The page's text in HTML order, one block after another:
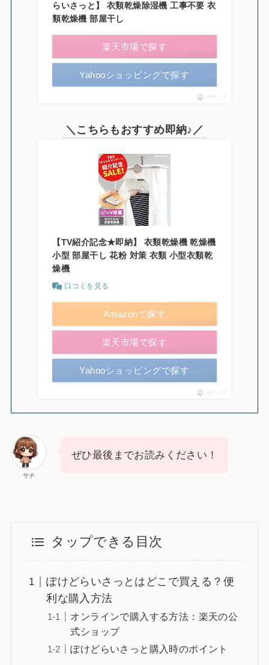
らいさっと】 衣類乾燥除湿機 工事不要 衣
類乾燥機 部屋干し
楽天市場で探す
Yahooショッピングで探す
ポチップ
＼こちらもおすすめ即納♪／
【TV紹介記念★即納】 衣類乾燥機 乾燥機
小型 部屋干し 花粉 対策 衣類 小型衣類乾
燥機
口コミを見る
Amazonで探す
楽天市場で探す
Yahooショッピングで探す
ポチップ
サチ
ぜひ最後までお読みください！
タップできる目次
ぽけどらいさっとはどこで買える？便
利な購入方法
オンラインで購入する方法：楽天の公
式ショップ
ぽけどらいさっと購入時のポイント